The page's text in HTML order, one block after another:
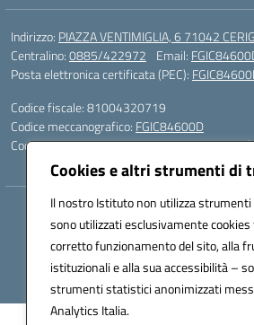
Cookies e altri strumenti di
Il nostro Istituto non utilizza
sono utilizzati esclusivamente
corretto funzionamento del sito, alla
istituzionali e alla sua accessibilità –
strumenti statistici anonimizzati
Analytics Italia.
Indirizzo: PIAZZA VENTIMIGLIA, 6 71042
Centralino:0885/422972 Email:
Posta elettronica certificata (PEC):
Codice fiscale: 81004320719
Codice meccanografico: FGIC84600D
Codice Indice delle Pubbliche Amministrazioni
Hosting & Powered by 3D
Concept & Design by